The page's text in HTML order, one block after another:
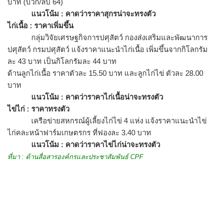
บาท (บวก/ลบ 64)
แนวโน้ม : คาดว่าราคาสุกรน่าจะทรงตัว
ไก่เนื้อ : ราคาเพิ่มขึ้น
กลุ่มวิจัยเศรษฐกิจการปศุสัตว์ กองส่งเสริมและพัฒนาการ
ปศุสัตว์ กรมปศุสัตว์ แจ้งราคาแนะนำไก่เนื้อ เพิ่มขึ้นจากกิโลกรัม
ละ 43 บาท เป็นกิโลกรัมละ 44 บาท
ด้านลูกไก่เนื้อ ราคาตัวละ 15.50 บาท และลูกไก่ไข่ ตัวละ 28.00
บาท
แนวโน้ม : คาดว่าราคาไก่เนื้อน่าจะทรงตัว
ไข่ไก่ : ราคาทรงตัว
เครือข่ายสหกรณ์ผู้เลี้ยงไก่ไข่ 4 แห่ง แจ้งราคาแนะนำไข่
ไก่คละหน้าฟาร์มเกษตรกร ที่ฟองละ 3.40 บาท
แนวโน้ม : คาดว่าราคาไข่ไก่น่าจะทรงตัว
ที่มา : ด้านสื่อสารองค์กรและประชาสัมพันธ์ CPF